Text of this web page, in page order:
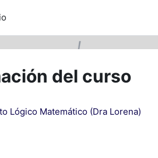
del curso
Lógico Matemático (Dra Lorena)